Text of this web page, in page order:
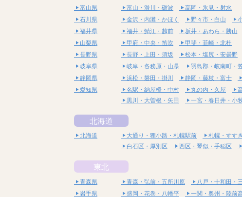
富山県
富山・滑川・砺波
高岡・氷見・射水
石川県
金沢・内灘・かほく 野々市・白山
福井県
福井・鯖江・越前
坂井・あわら・勝山
山梨県
甲府・中央・笛吹
甲斐・韮崎・北杜
長野県
長野・上田・須坂
松本・塩尻・安曇野
岐阜県
岐阜・各務原・山県 羽島郡・岐南町・
静岡県
浜松・磐田・掛川 静岡・藤枝・富士
愛知県
名駅・納屋橋・中村 丸の内・久屋
黒川・大曽根・矢田
一宮・春日井・小
北海道
北海道 大通り・狸小路・札幌駅前 札幌・すす
白石区・厚別区
西区・琴似・手稲区
東北
青森県 青森・弘前・五所川原
八戸・十和田・
岩手県
盛岡・花巻・八幡平
一関・奥州・陸前